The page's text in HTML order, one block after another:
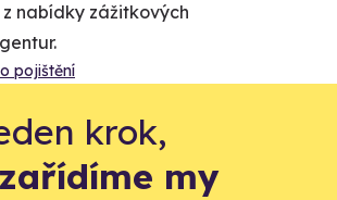
nabídky zážitkových
pojištění
krok,
my